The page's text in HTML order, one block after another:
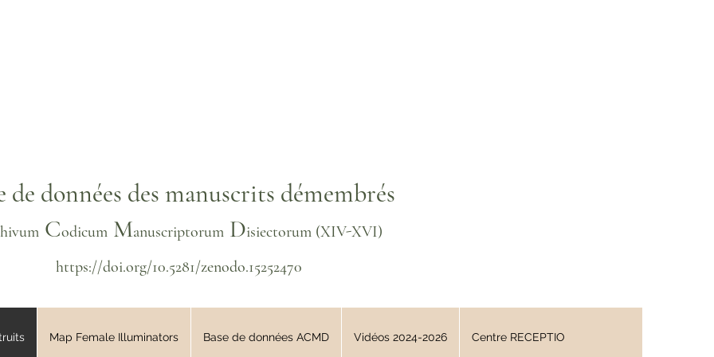
de données des manuscrits démembrés
CodicumManuscriptorumDisiectorum(XIV-XVI)
https://doi.org/10.5281/zenodo.15252470
Map Female Illuminators Base de données ACMD Vidéos 2024-2026 Centre RECEPTIO